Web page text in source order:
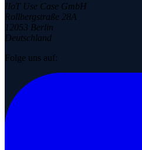
IIoT Use Case GmbH
Rollbergstraße 28A
12053 Berlin
Deutschland
Folge uns auf: